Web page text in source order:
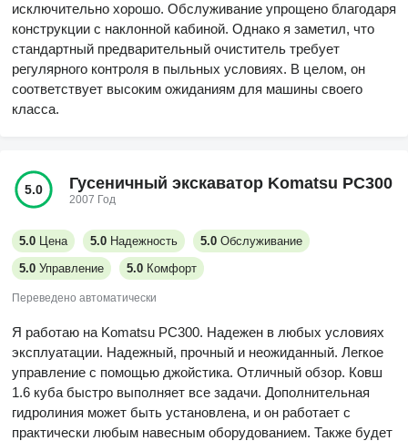
исключительно хорошо. Обслуживание упрощено благодаря
конструкции с наклонной кабиной. Однако я заметил, что
стандартный предварительный очиститель требует
регулярного контроля в пыльных условиях. В целом, он
соответствует высоким ожиданиям для машины своего
класса.
5.0 Гусеничный экскаватор Komatsu PC300
2007 Год
5.0 Цена 5.0 Надежность 5.0 Обслуживание
5.0 Управление 5.0 Комфорт
Переведено автоматически
Я работаю на Komatsu PC300. Надежен в любых условиях
эксплуатации. Надежный, прочный и неожиданный. Легкое
управление с помощью джойстика. Отличный обзор. Ковш
1.6 куба быстро выполняет все задачи. Дополнительная
гидролиния может быть установлена, и он работает с
практически любым навесным оборудованием. Также будет